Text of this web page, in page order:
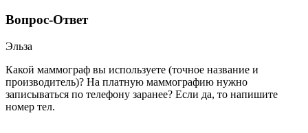
Вопрос-Ответ
Эльза
Какой маммограф вы используете (точное название и
производитель)? На платную маммографию нужно
записываться по телефону заранее? Если да, то напишите
номер тел.